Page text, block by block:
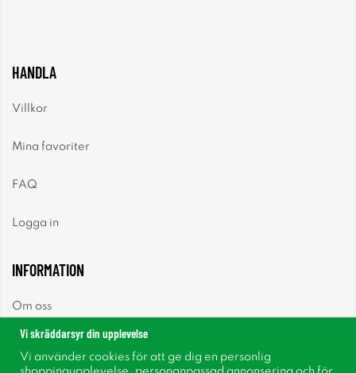
HANDLA
Villkor
Mina favoriter
FAQ
Logga in
INFORMATION
Om oss
Vi skräddarsyr din upplevelse
Vi använder cookies för att ge dig en personlig